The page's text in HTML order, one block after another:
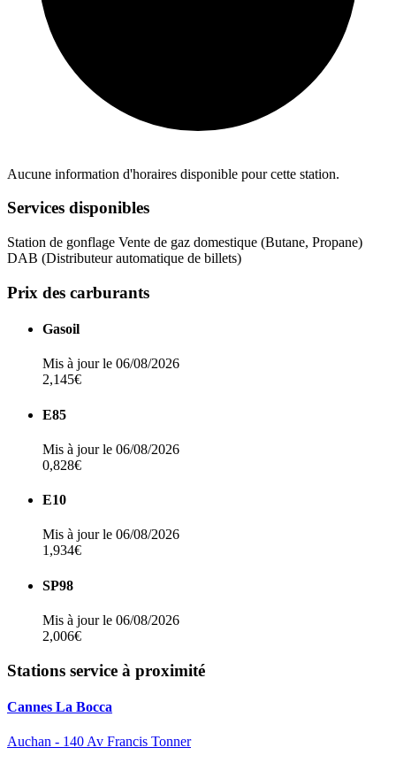
Aucune information d'horaires disponible pour cette station.
Services disponibles
Station de gonflage Vente de gaz domestique (Butane, Propane)
DAB (Distributeur automatique de billets)
Prix des carburants
Gasoil
Mis à jour le 06/08/2026
2,145€
E85
Mis à jour le 06/08/2026
0,828€
E10
Mis à jour le 06/08/2026
1,934€
SP98
Mis à jour le 06/08/2026
2,006€
Stations service à proximité
Cannes La Bocca
Auchan - 140 Av Francis Tonner